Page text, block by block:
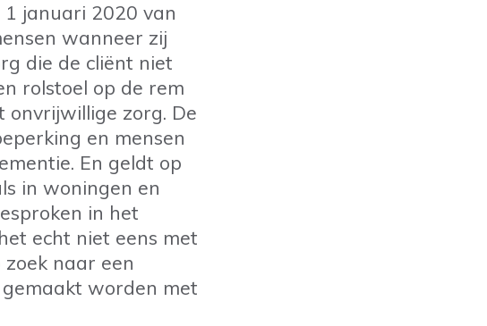
januari 2020 van
wanneer zij
die de cliënt niet
rolstoel op de rem
zorg. De
en mensen
En geldt op
in woningen en
in het
echt niet eens met
naar een
worden met